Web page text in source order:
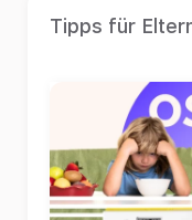
Tipps für